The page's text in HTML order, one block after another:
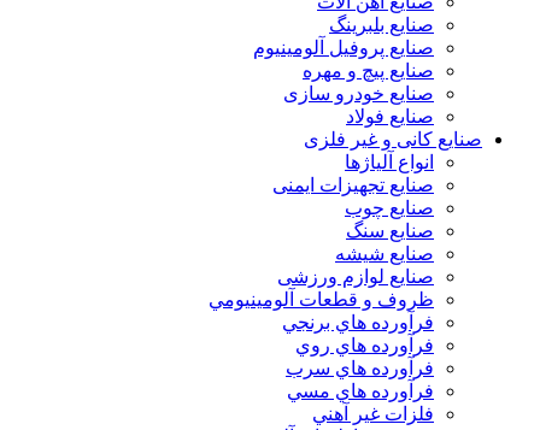
صنایع بلبرینگ
صنایع پروفیل آلومینیوم
صنایع پیچ و مهره
صنایع خودرو سازی
صنایع فولاد
صنایع کانی و غیر فلزی
انواع آلياژها
صنایع تجهیزات ایمنی
صنایع چوب
صنایع سنگ
صنایع شیشه
صنایع لوازم ورزشی
ظروف و قطعات آلومينيومي
فرآورده هاي برنجي
فرآورده هاي روي
فرآورده هاي سرب
فرآورده هاي مسي
فلزات غير آهني